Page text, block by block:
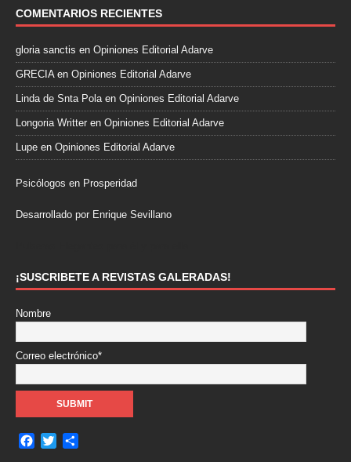
COMENTARIOS RECIENTES
gloria sanctis en Opiniones Editorial Adarve
GRECIAen Opiniones Editorial Adarve
Linda de Snta Polaen Opiniones Editorial Adarve
Longoria Writter en Opiniones Editorial Adarve
Lupe en Opiniones Editorial Adarve
Psicólogos en Prosperidad
Desarrollado por Enrique Sevillano
¡SUSCRIBETE A REVISTAS GALERADAS!
Nombre
Correo electrónico*